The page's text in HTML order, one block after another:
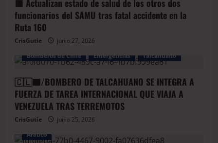
🟥 Actualizan estado de salud de los otros dos
funcionarios del SAMU tras fatal accidente en la
Ruta 160
CrisGutie
junio 27, 2026
Bomberos de Chile
Emergencias Talcahuano
🇨🇱🟦/BOMBERO DE TALCAHUANO SE INTEGRA A
FUERZA DE TAREA INTERNACIONAL QUE VIAJA A
VENEZUELA TRAS TERREMOTOS
CrisGutie
junio 25, 2026
Arauco